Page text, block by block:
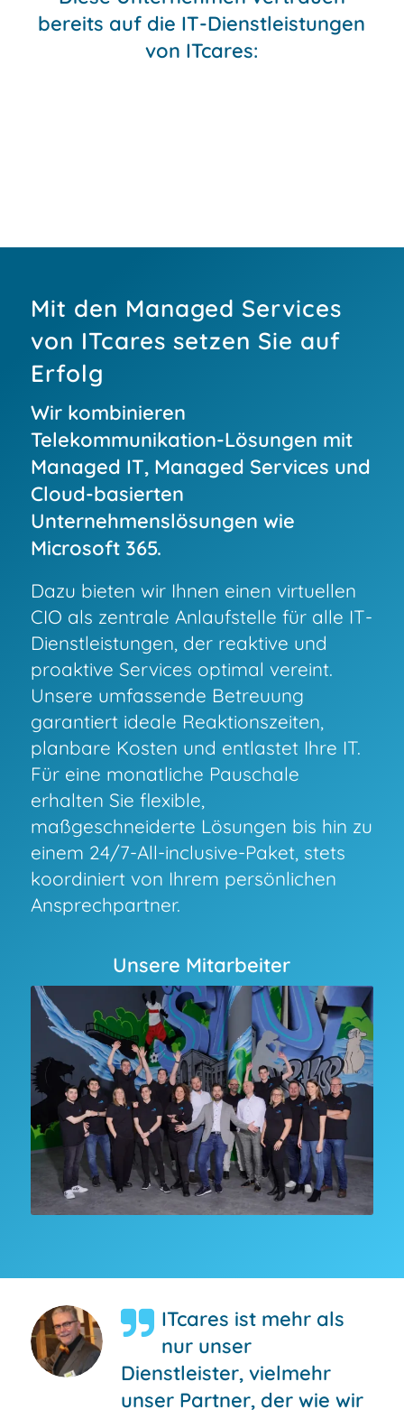
bereits auf die IT-Dienstleistungen
von ITcares:​
Mit den Managed Services
von ITcares setzen Sie auf
Erfolg
Wir kombinieren
Telekommunikation-Lösungen mit
Managed IT, Managed Services und
Cloud-basierten
Unternehmenslösungen wie
Microsoft 365.
Dazu bieten wir Ihnen einen virtuellen
CIO als zentrale Anlaufstelle für alle IT-
Dienstleistungen, der reaktive und
proaktive Services optimal vereint.
Unsere umfassende Betreuung
garantiert ideale Reaktionszeiten,
planbare Kosten und entlastet Ihre IT.
Für eine monatliche Pauschale
erhalten Sie flexible,
maßgeschneiderte Lösungen bis hin zu
einem 24/7-All-inclusive-Paket, stets
koordiniert von Ihrem persönlichen
Ansprechpartner.
Unsere Mitarbeiter
ITcares ist mehr als
nur unser
Dienstleister, vielmehr
unser Partner, der wie wir